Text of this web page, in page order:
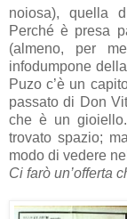
noiosa), quella
Perché è presa
(almeno, per
infodumpone
Puzo c’è un
passato di Don
che è un
trovato spazio;
modo di vedere
Ci farò un’offerta